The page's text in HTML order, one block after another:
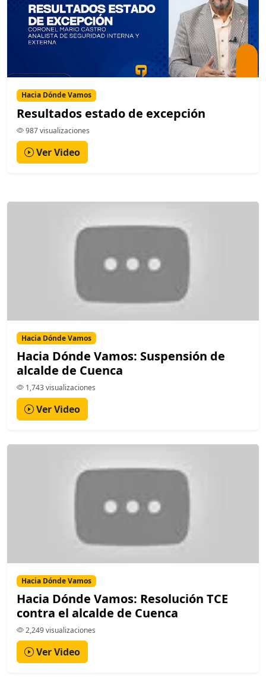
Hacia Dónde Vamos
Resultados estado de excepción
987 visualizaciones
Ver Video
Hacia Dónde Vamos
Hacia Dónde Vamos: Suspensión de
alcalde de Cuenca
1,743 visualizaciones
Ver Video
Hacia Dónde Vamos
Hacia Dónde Vamos: Resolución TCE
contra el alcalde de Cuenca
2,249 visualizaciones
Ver Video